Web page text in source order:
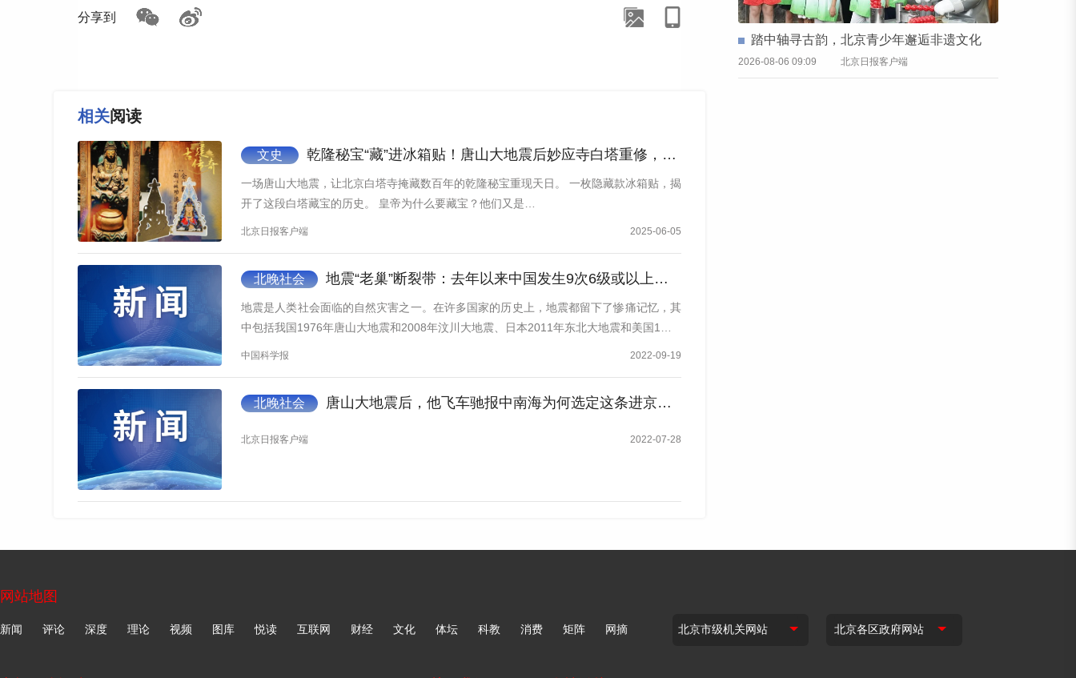
面对那些因灾害和救援不当造成的截瘫病人，面对那些被罕见感染折磨致死的伤员，这位年轻医生，第
一次感受到一种彻骨的无力感。
正是这种无力感，驱动他以近乎执拗的方式奔走呼吁，最终推动建立了中国第一个现代化医疗急救中
心，促成了全国统一的“120”急救电话的启用。
这是一段从废墟中生长出来的中国现代急救史。
分享到
相关阅读
文史 乾隆秘宝“藏”进冰箱贴！唐山大地震后妙应寺白塔重修，有何惊天发现？
一场唐山大地震，让北京白塔寺掩藏数百年的乾隆秘宝重现天日。 一枚隐藏款冰箱贴，揭
开了这段白塔藏宝的历史。 皇帝为什么要藏宝？他们又是…
北京日报客户端 2025-06-05
北晚社会 地震“老巢”断裂带：去年以来中国发生9次6级或以上地震
地震是人类社会面临的自然灾害之一。在许多国家的历史上，地震都留下了惨痛记忆，其
中包括我国1976年唐山大地震和2008年汶川大地震、日本2011年东北大地震和美国1…
中国科学报 2022-09-19
北晚社会 唐山大地震后，他飞车驰报中南海为何选定这条进京路线？
北京日报客户端 2022-07-28
踏中轴寻古韵，北京青少年邂逅非遗文化
2026-08-06 09:09 北京日报客户端
网站地图
新闻 评论 深度 理论 视频 图库 悦读 互联网 财经 文化 体坛 科教 消费 矩阵 网摘